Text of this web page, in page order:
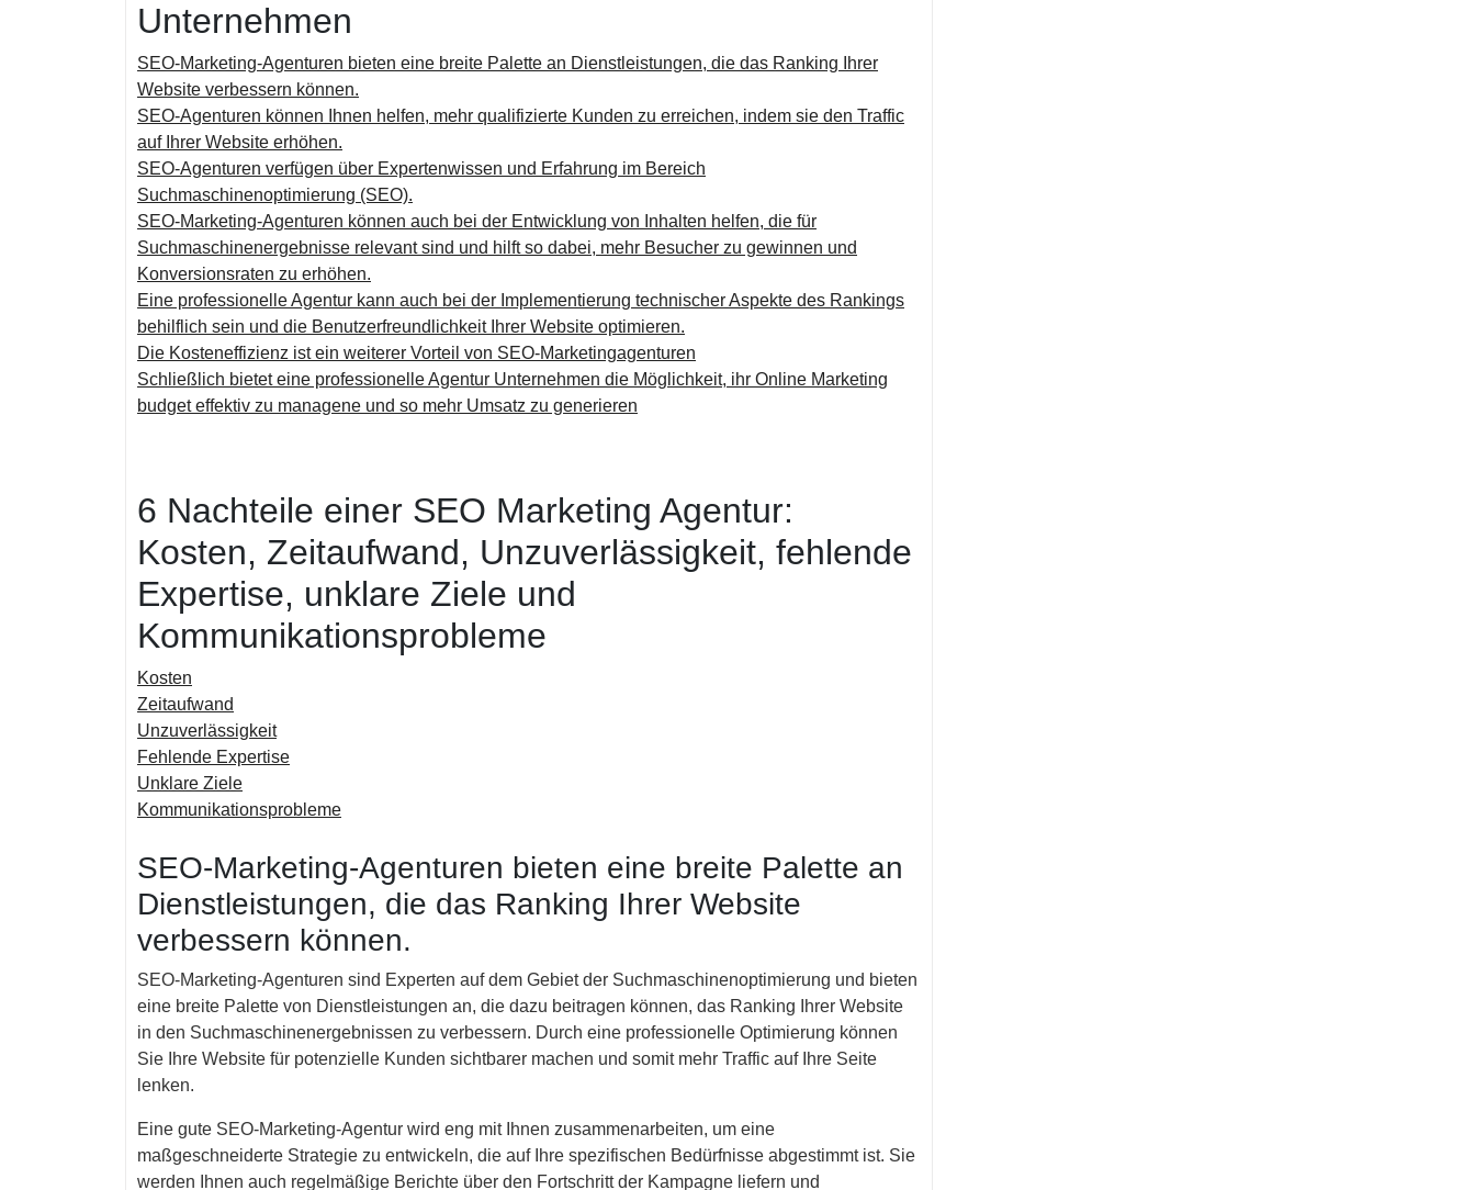
Unternehmen
SEO-Marketing-Agenturen bieten eine breite Palette an Dienstleistungen, die das Ranking Ihrer
Website verbessern können.
SEO-Agenturen können Ihnen helfen, mehr qualifizierte Kunden zu erreichen, indem sie den Traffic
auf Ihrer Website erhöhen.
SEO-Agenturen verfügen über Expertenwissen und Erfahrung im Bereich
Suchmaschinenoptimierung (SEO).
SEO-Marketing-Agenturen können auch bei der Entwicklung von Inhalten helfen, die für
Suchmaschinenergebnisse relevant sind und hilft so dabei, mehr Besucher zu gewinnen und
Konversionsraten zu erhöhen.
Eine professionelle Agentur kann auch bei der Implementierung technischer Aspekte des Rankings
behilflich sein und die Benutzerfreundlichkeit Ihrer Website optimieren.
Die Kosteneffizienz ist ein weiterer Vorteil von SEO-Marketingagenturen
Schließlich bietet eine professionelle Agentur Unternehmen die Möglichkeit, ihr Online Marketing
budget effektiv zu managene und so mehr Umsatz zu generieren
6 Nachteile einer SEO Marketing Agentur:
Kosten, Zeitaufwand, Unzuverlässigkeit, fehlende
Expertise, unklare Ziele und
Kommunikationsprobleme
Kosten
Zeitaufwand
Unzuverlässigkeit
Fehlende Expertise
Unklare Ziele
Kommunikationsprobleme
SEO-Marketing-Agenturen bieten eine breite Palette an
Dienstleistungen, die das Ranking Ihrer Website
verbessern können.
SEO-Marketing-Agenturen sind Experten auf dem Gebiet der Suchmaschinenoptimierung und bieten
eine breite Palette von Dienstleistungen an, die dazu beitragen können, das Ranking Ihrer Website
in den Suchmaschinenergebnissen zu verbessern. Durch eine professionelle Optimierung können
Sie Ihre Website für potenzielle Kunden sichtbarer machen und somit mehr Traffic auf Ihre Seite
lenken.
Eine gute SEO-Marketing-Agentur wird eng mit Ihnen zusammenarbeiten, um eine
maßgeschneiderte Strategie zu entwickeln, die auf Ihre spezifischen Bedürfnisse abgestimmt ist. Sie
werden Ihnen auch regelmäßige Berichte über den Fortschritt der Kampagne liefern und